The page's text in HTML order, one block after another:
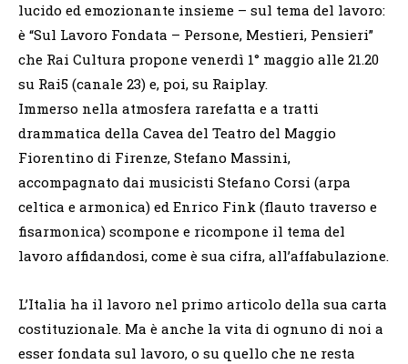
lucido ed emozionante insieme – sul tema del lavoro:
è “Sul Lavoro Fondata – Persone, Mestieri, Pensieri”
che Rai Cultura propone venerdì 1° maggio alle 21.20
su Rai5 (canale 23) e, poi, su Raiplay.
Immerso nella atmosfera rarefatta e a tratti
drammatica della Cavea del Teatro del Maggio
Fiorentino di Firenze, Stefano Massini,
accompagnato dai musicisti Stefano Corsi (arpa
celtica e armonica) ed Enrico Fink (flauto traverso e
fisarmonica) scompone e ricompone il tema del
lavoro affidandosi, come è sua cifra, all’affabulazione.
L’Italia ha il lavoro nel primo articolo della sua carta
costituzionale. Ma è anche la vita di ognuno di noi a
esser fondata sul lavoro, o su quello che ne resta